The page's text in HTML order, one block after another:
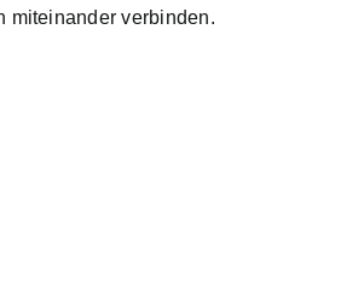
miteinander verbinden.